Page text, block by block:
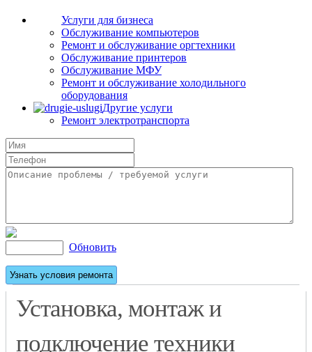
Услуги для бизнеса
Обслуживание компьютеров
Ремонт и обслуживание оргтехники
Обслуживание принтеров
Обслуживание МФУ
Ремонт и обслуживание холодильного
оборудования
Другие услуги
Ремонт электротранспорта
Обновить
Установка, монтаж и
подключение техники